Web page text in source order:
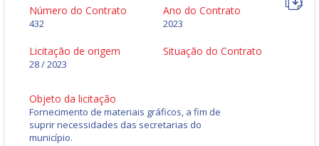
Número do Contrato
432
Ano do Contrato
2023
Licitação de origem
28 / 2023
Situação do Contrato
Objeto da licitação
Fornecimento de materiais gráficos, a fim de
suprir necessidades das secretarias do
município.